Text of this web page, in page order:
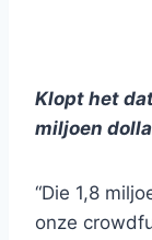
Klopt het
miljoen
“Die 1,8
onze